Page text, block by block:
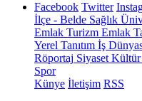
Facebook Twitter
İlçe - Belde Sağlık
Emlak Turizm Emlak
Yerel Tanıtım İş
Röportaj Siyaset Kültür
Spor
Künye İletişim RSS